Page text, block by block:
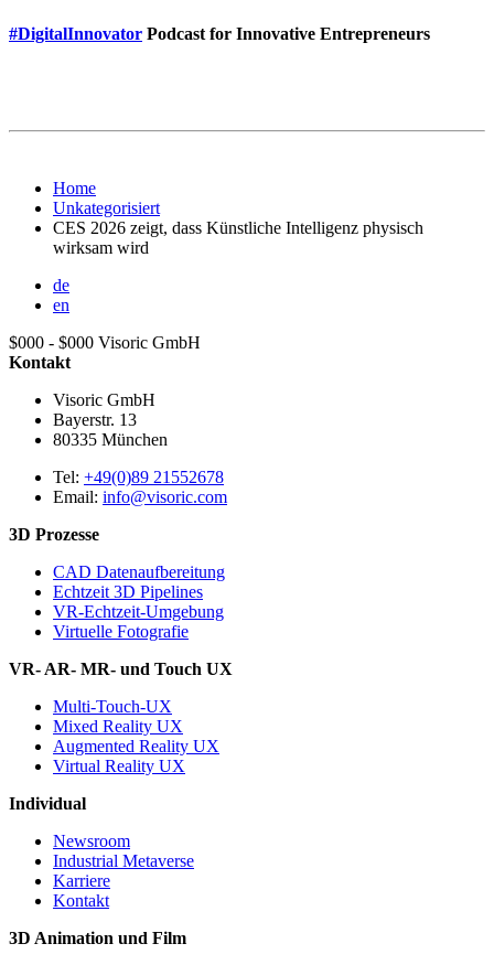
#DigitalInnovator Podcast for Innovative Entrepreneurs
Home
Unkategorisiert
CES 2026 zeigt, dass Künstliche Intelligenz physisch
wirksam wird
de
en
$000 - $000 Visoric GmbH
Kontakt
Visoric GmbH
Bayerstr. 13
80335 München
Tel: +49(0)89 21552678
Email: info@visoric.com
3D Prozesse
CAD Datenaufbereitung
Echtzeit 3D Pipelines
VR-Echtzeit-Umgebung
Virtuelle Fotografie
VR- AR- MR- und Touch UX
Multi-Touch-UX
Mixed Reality UX
Augmented Reality UX
Virtual Reality UX
Individual
Newsroom
Industrial Metaverse
Karriere
Kontakt
3D Animation und Film